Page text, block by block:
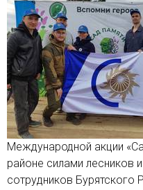
Международной акции
районе силами лесников
сотрудников Бурятского